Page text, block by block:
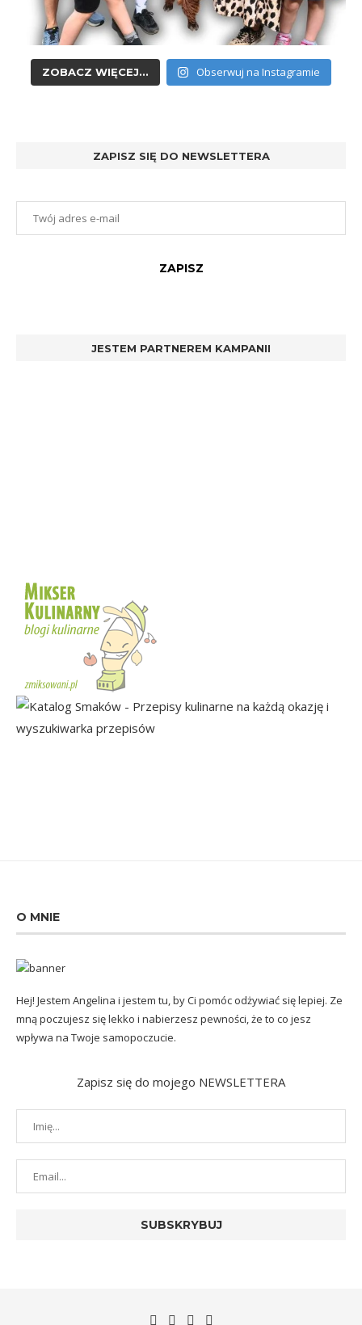
ZOBACZ WIĘCEJ... Obserwuj na Instagramie
ZAPISZ SIĘ DO NEWSLETTERA
JESTEM PARTNEREM KAMPANII
O MNIE
Hej! Jestem Angelina i jestem tu, by Ci pomóc odżywiać się lepiej. Ze
mną poczujesz się lekko i nabierzesz pewności, że to co jesz
wpływa na Twoje samopoczucie.
Zapisz się do mojego NEWSLETTERA